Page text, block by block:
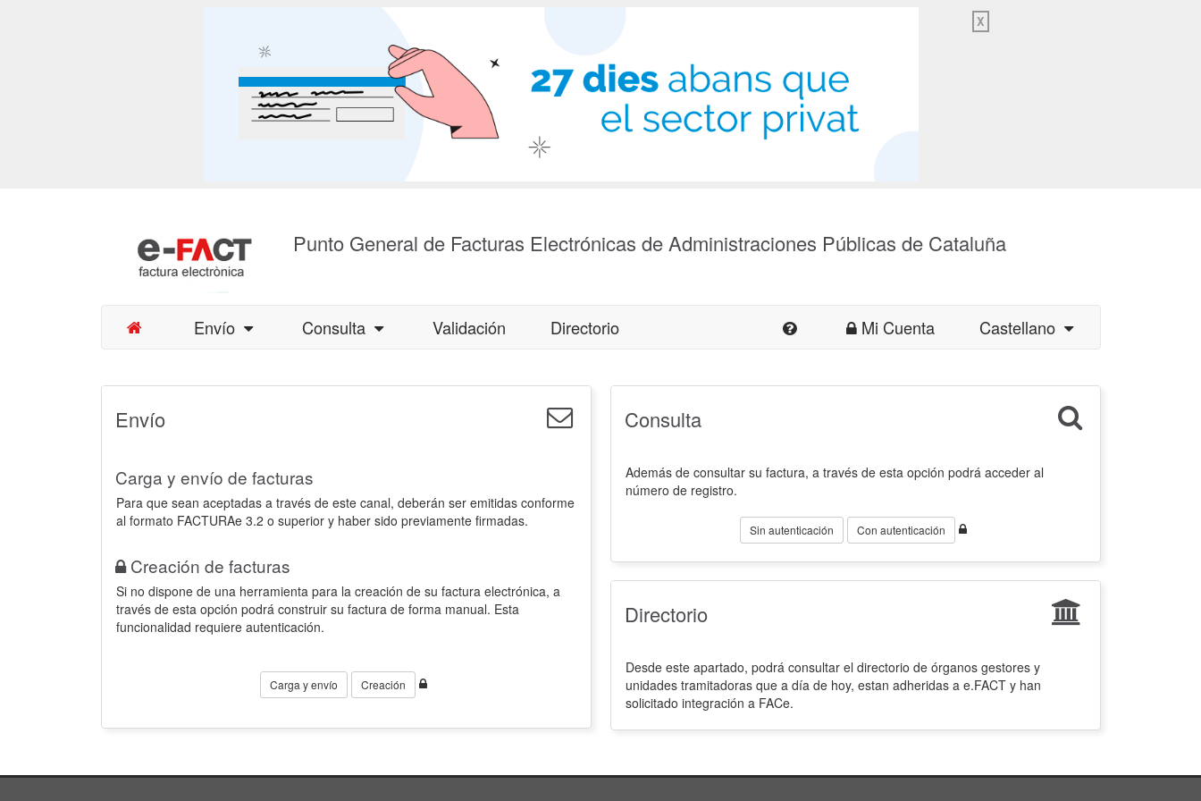
X
Punto General de Facturas Electrónicas de Administraciones Públicas de Cataluña
Envío Consulta Validación Directorio Mi Cuenta Castellano
Envío
Carga y envío de facturas
Para que sean aceptadas a través de este canal, deberán ser emitidas conforme
al formato FACTURAe 3.2 o superior y haber sido previamente firmadas.
Creación de facturas
Si no dispone de una herramienta para la creación de su factura electrónica, a
través de esta opción podrá construir su factura de forma manual. Esta
funcionalidad requiere autenticación.
Carga y envío Creación
Consulta
Además de consultar su factura, a través de esta opción podrá acceder al
número de registro.
Sin autenticación Con autenticación
Directorio
Desde este apartado, podrá consultar el directorio de órganos gestores y
unidades tramitadoras que a día de hoy, estan adheridas a e.FACT y han
solicitado integración a FACe.